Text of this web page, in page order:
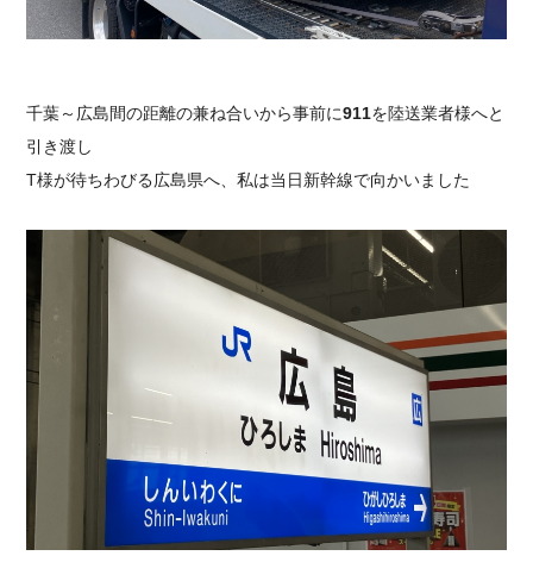
千葉～広島間の距離の兼ね合いから事前に911を陸送業者様へと
引き渡し
T様が待ちわびる広島県へ、私は当日新幹線で向かいました